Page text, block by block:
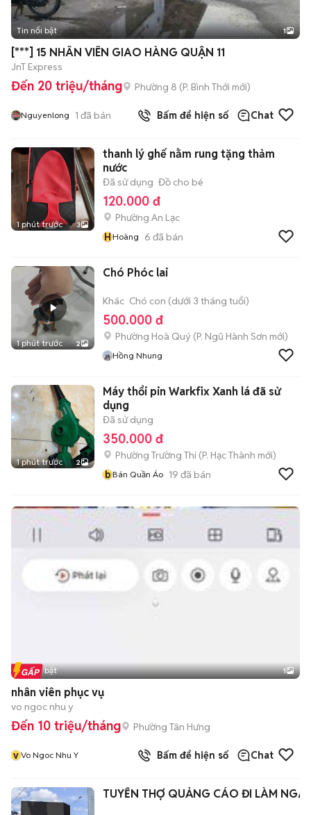
Tin nổi bật 1
[***] 15 NHÂN VIÊN GIAO HÀNG QUẬN 11
JnT Express
Đến 20 triệu/tháng Phường 8 (P. Bình Thới mới)
Nguyenlong 1 đã bán Bấm để hiện số Chat
1 phút trước 3
thanh lý ghế nằm rung tặng thảm
nước
Đã sử dụng Đồ cho bé
120.000 đ
Phường An Lạc
HHoàng 6 đã bán
1 phút trước 2
Chó Phóc lai
Khác Chó con (dưới 3 tháng tuổi)
500.000 đ
Phường Hoà Quý (P. Ngũ Hành Sơn mới)
Hồng Nhung
1 phút trước 2
Máy thổi pin Warkfix Xanh lá đã sử
dụng
Đã sử dụng
350.000 đ
Phường Trường Thi (P. Hạc Thành mới)
bBán Quần Áo 19 đã bán
Tin nổi bật 1
nhân viên phục vụ
vo ngoc nhu y
Đến 10 triệu/tháng Phường Tân Hưng
v Vo Ngoc Nhu Y Bấm để hiện số Chat
TUYỂN THỢ QUẢNG CÁO ĐI LÀM